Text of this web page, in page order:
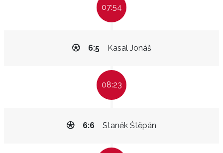
07:54
Kasal Jonáš
6:5
08:23
Staněk Štěpán
6:6